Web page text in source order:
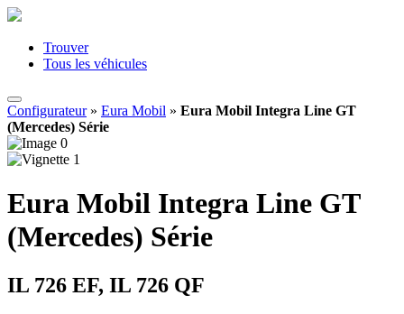
Trouver
Tous les véhicules
Configurateur» Eura Mobil » Eura Mobil Integra Line GT
(Mercedes) Série
Eura Mobil Integra Line GT
(Mercedes) Série
IL 726 EF, IL 726 QF